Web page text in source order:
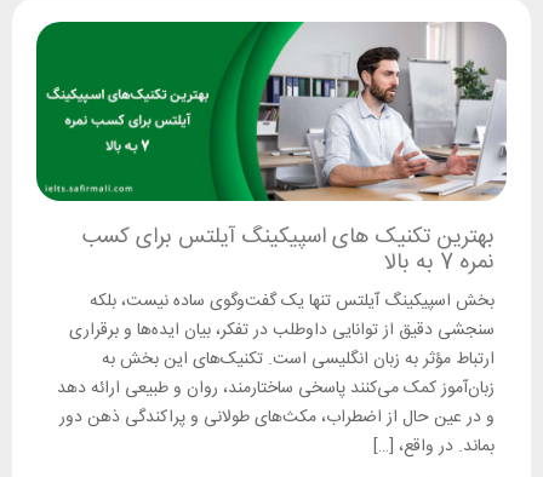
بهترین تکنیک های اسپیکینگ آیلتس برای کسب
نمره 7 به بالا
بخش اسپیکینگ آیلتس تنها یک گفت‌وگوی ساده نیست، بلکه
سنجشی دقیق از توانایی داوطلب در تفکر، بیان ایده‌ها و برقراری
ارتباط مؤثر به زبان انگلیسی است. تکنیک‌های این بخش به
زبان‌آموز کمک می‌کنند پاسخی ساختارمند، روان و طبیعی ارائه دهد
و در عین حال از اضطراب، مکث‌های طولانی و پراکندگی ذهن دور
بماند. در واقع، […]